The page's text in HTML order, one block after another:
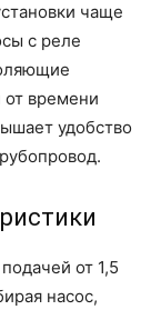
чаще
с реле
от времени
удобство
от 1,5
насос,